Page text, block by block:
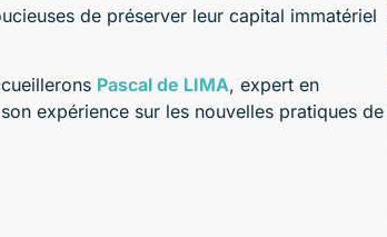
de préserver leur capital immatériel
Pascal de LIMA, expert en
expérience sur les nouvelles pratiques de